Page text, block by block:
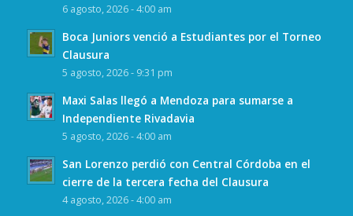
6 agosto, 2026 - 4:00 am
Boca Juniors venció a Estudiantes por el Torneo
Clausura
5 agosto, 2026 - 9:31 pm
Maxi Salas llegó a Mendoza para sumarse a
Independiente Rivadavia
5 agosto, 2026 - 4:00 am
San Lorenzo perdió con Central Córdoba en el
cierre de la tercera fecha del Clausura
4 agosto, 2026 - 4:00 am